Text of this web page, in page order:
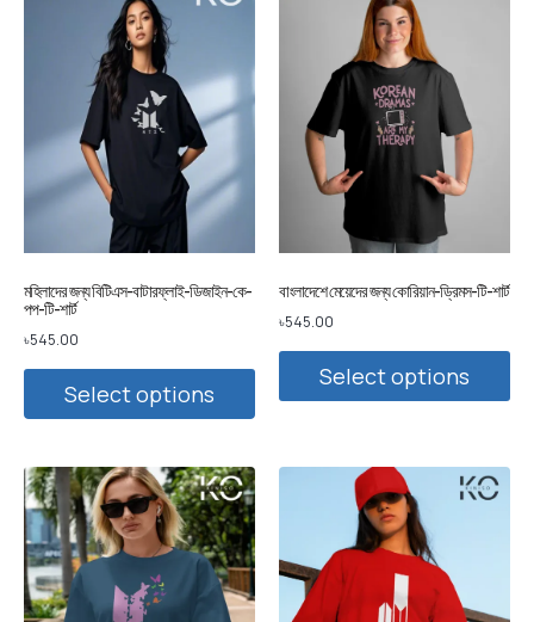
মহিলাদের জন্য বিটিএস-বাটারফ্লাই-ডিজাইন-কে-
পপ-টি-শার্ট
৳545.00
Select options
বাংলাদেশে মেয়েদের জন্য কোরিয়ান-ড্রিমস-টি-শার্ট
৳545.00
Select options